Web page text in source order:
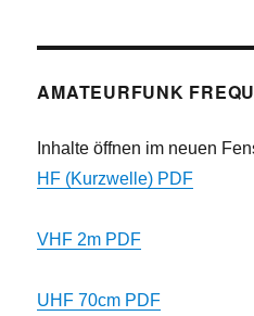
AMATEURFUNK
Inhalte öffnen im neuen
HF (Kurzwelle) PDF
VHF 2m PDF
UHF 70cm PDF